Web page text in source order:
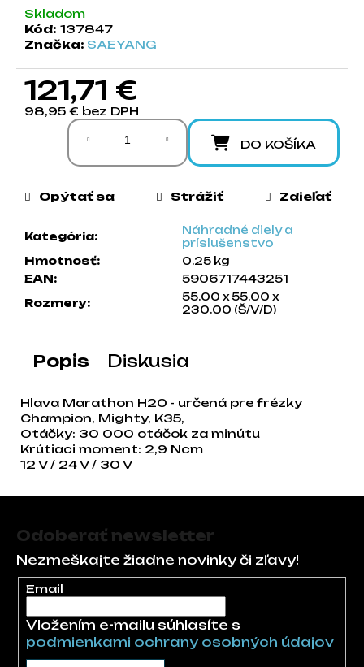
Skladom
Kód: 137847
Značka: SAEYANG
121,71 €
98,95 € bez DPH
Jednotková cena:
DO KOŠÍKA
Kategória:
Náhradné diely a
príslušenstvo
Hmotnosť:
0.25 kg
EAN:
5906717443251
Rozmery:
55.00 x 55.00 x
230.00 (Š/V/D)
Opýtať sa Strážiť Zdieľať
Popis Diskusia
Hlava Marathon H20 - určená pre frézky
Champion, Mighty, K35,
Otáčky: 30 000 otáčok za minútu
Krútiaci moment: 2,9 Ncm
12 V / 24 V / 30 V
ú
č
a
m
e
Odoberať newsletter
Nezmeškajte žiadne novinky či zľavy!
Email
Vložením e-mailu súhlasíte s
podmienkami ochrany osobných údajov